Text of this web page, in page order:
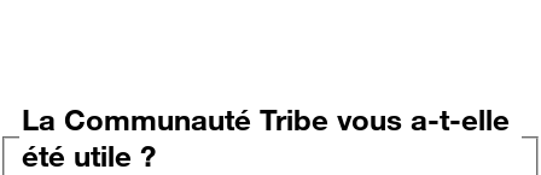
La Communauté Tribe vous a-t-elle
été utile ?